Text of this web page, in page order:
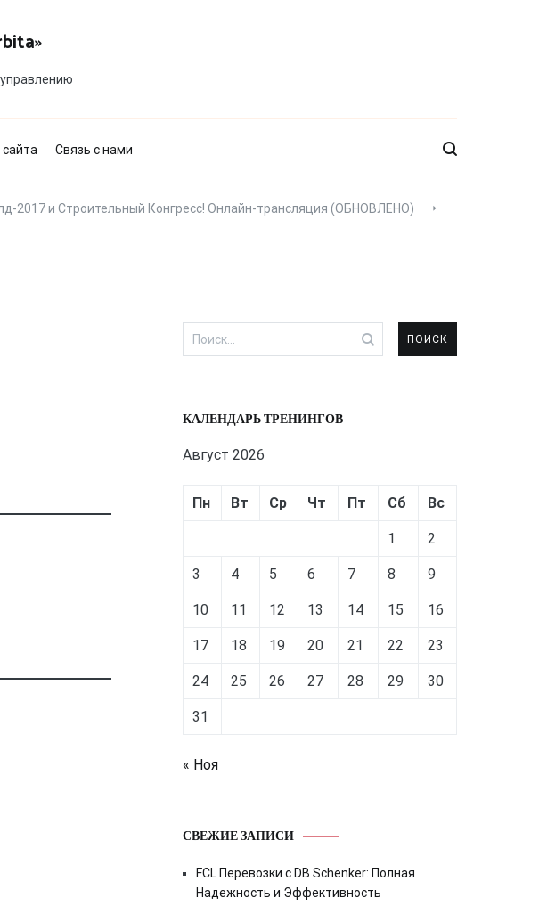
сайта Связь с нами
2017 и Строительный Конгресс! Онлайн-трансляция (ОБНОВЛЕНО)
Найти:
КАЛЕНДАРЬ ТРЕНИНГОВ
Август 2026
Пн Вт Ср Чт Пт Сб Вс
1 2
3 4 5 6 7 8 9
10 11 12 13 14 15 16
17 18 19 20 21 22 23
24 25 26 27 28 29 30
31
« Ноя
СВЕЖИЕ ЗАПИСИ
FCL Перевозки с DB Schenker: Полная
Надежность и Эффективность